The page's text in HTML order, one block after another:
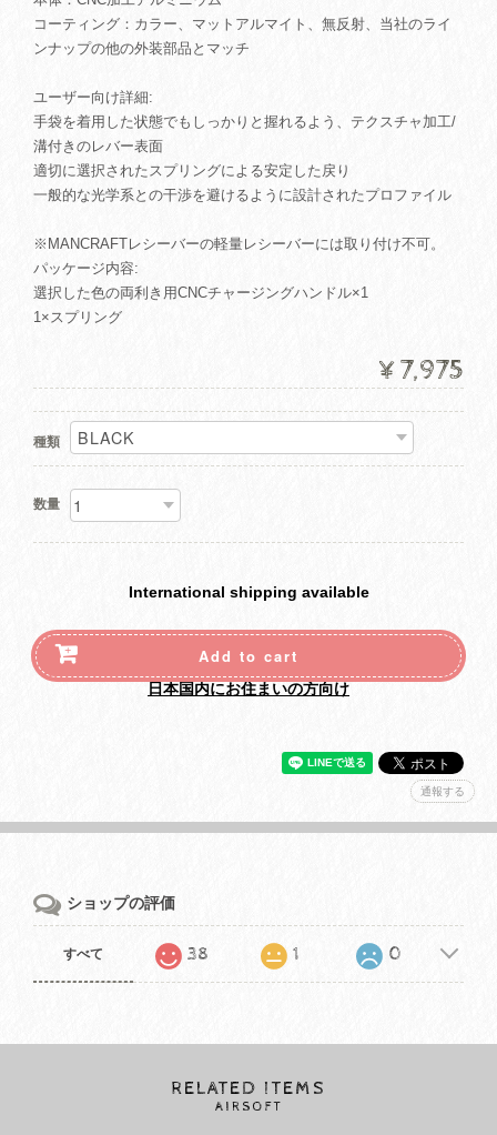
コーティング：カラー、マットアルマイト、無反射、当社のライ
ンナップの他の外装部品とマッチ
ユーザー向け詳細:
手袋を着用した状態でもしっかりと握れるよう、テクスチャ加工/
溝付きのレバー表面
適切に選択されたスプリングによる安定した戻り
一般的な光学系との干渉を避けるように設計されたプロファイル
※MANCRAFTレシーバーの軽量レシーバーには取り付け不可。
パッケージ内容:
選択した色の両利き用CNCチャージングハンドル×1
1×スプリング
¥7,975
種類
数量
International shipping available
Add to cart
日本国内にお住まいの方向け
通報する
ショップの評価
すべて 38 1 0
RELATED ITEMS
AIRSOFT